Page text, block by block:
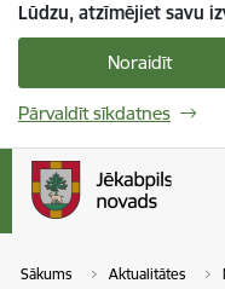
Lūdzu, atzīmējiet savu
Noraidīt
Pārvaldīt sīkdatnes
Sākums Aktualitātes